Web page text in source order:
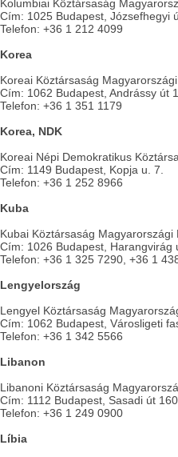
Kolumbiai Köztársaság
Cím: 1025 Budapest, Józsefhegyi
Telefon: +36 1 212 4099
Korea
Koreai Köztársaság
Cím: 1062 Budapest, Andrássy út
Telefon: +36 1 351 1179
Korea, NDK
Koreai Népi Demokratikus
Cím: 1149 Budapest, Kopja u. 7.
Telefon: +36 1 252 8966
Kuba
Kubai Köztársaság Magyarországi
Cím: 1026 Budapest, Harangvirág
Telefon: +36 1 325 7290, +36 1
Lengyelország
Lengyel Köztársaság
Cím: 1062 Budapest, Városligeti
Telefon: +36 1 342 5566
Libanon
Libanoni Köztársaság
Cím: 1112 Budapest, Sasadi út 160.
Telefon: +36 1 249 0900
Líbia